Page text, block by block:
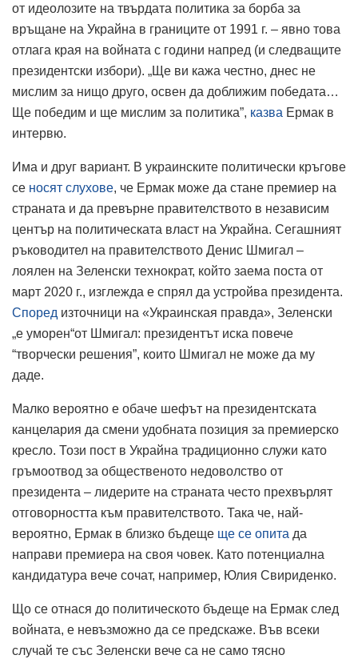
от идеолозите на твърдата политика за борба за
връщане на Украйна в границите от 1991 г. – явно това
отлага края на войната с години напред (и следващите
президентски избори). „Ще ви кажа честно, днес не
мислим за нищо друго, освен да доближим победата…
Ще победим и ще мислим за политика”, казва Ермак в
интервю.
Има и друг вариант. В украинските политически кръгове
се носят слухове, че Ермак може да стане премиер на
страната и да превърне правителството в независим
център на политическата власт на Украйна. Сегашният
ръководител на правителството Денис Шмигал –
лоялен на Зеленски технократ, който заема поста от
март 2020 г., изглежда е спрял да устройва президента.
Според източници на «Украинская правда», Зеленски
„е уморен“от Шмигал: президентът иска повече
“творчески решения”, които Шмигал не може да му
даде.
Малко вероятно е обаче шефът на президентската
канцелария да смени удобната позиция за премиерско
кресло. Този пост в Украйна традиционно служи като
гръмоотвод за общественото недоволство от
президента – лидерите на страната често прехвърлят
отговорността към правителството. Така че, най-
вероятно, Ермак в близко бъдеще ще се опита да
направи премиера на своя човек. Като потенциална
кандидатура вече сочат, например, Юлия Свириденко.
Що се отнася до политическото бъдеще на Ермак след
войната, е невъзможно да се предскаже. Във всеки
случай те със Зеленски вече са не само тясно